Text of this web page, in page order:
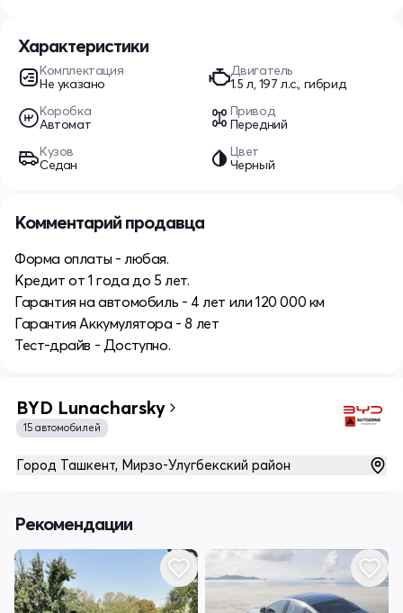
Характеристики
Комплектация
Не указано
Двигатель
1.5 л, 197 л.с., гибрид
Коробка
Автомат
Привод
Передний
Кузов
Седан
Цвет
Черный
Комментарий продавца
Форма оплаты - любая.
Кредит от 1 года до 5 лет.
Гарантия на автомобиль - 4 лет или 120 000 км
Гарантия Аккумулятора - 8 лет
Тест-драйв - Доступно.
BYD Lunacharsky
15 автомобилей
Город Ташкент, Мирзо-Улугбекский район
Рекомендации